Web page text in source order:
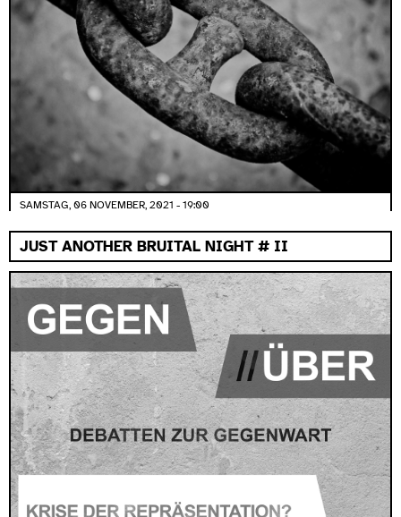
SAMSTAG, 06 NOVEMBER, 2021 - 19:00
JUST ANOTHER BRUITAL NIGHT # II